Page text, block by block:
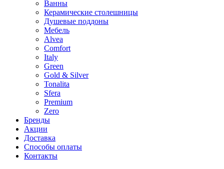
Ванны
Керамические столешницы
Душевые поддоны
Мебель
Alvea
Comfort
Italy
Green
Gold & Silver
Tonalita
Sfera
Premium
Zero
Бренды
Акции
Доставка
Способы оплаты
Контакты